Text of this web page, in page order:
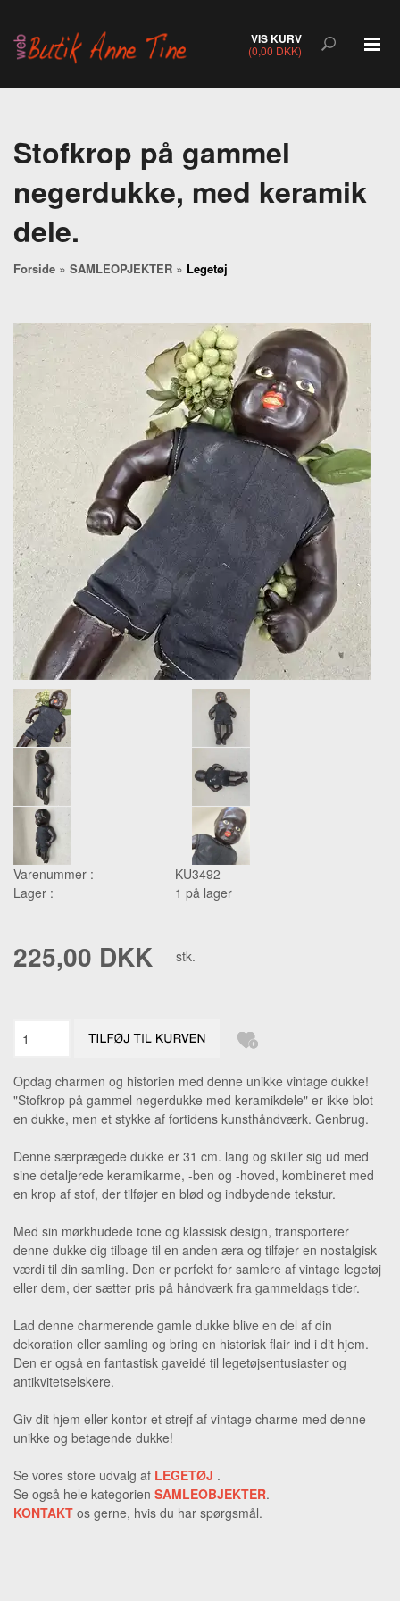
VIS KURV
(0,00 DKK)
Stofkrop på gammel
negerdukke, med keramik
dele.
Forside » SAMLEOPJEKTER » Legetøj
Varenummer :
KU3492
Lager :
1 på lager
225,00 DKK stk.
Opdag charmen og historien med denne unikke vintage dukke!
"Stofkrop på gammel negerdukke med keramikdele" er ikke blot
en dukke, men et stykke af fortidens kunsthåndværk. Genbrug.
Denne særprægede dukke er 31 cm. lang og skiller sig ud med
sine detaljerede keramikarme, -ben og -hoved, kombineret med
en krop af stof, der tilføjer en blød og indbydende tekstur.
Med sin mørkhudede tone og klassisk design, transporterer
denne dukke dig tilbage til en anden æra og tilføjer en nostalgisk
værdi til din samling. Den er perfekt for samlere af vintage legetøj
eller dem, der sætter pris på håndværk fra gammeldags tider.
Lad denne charmerende gamle dukke blive en del af din
dekoration eller samling og bring en historisk flair ind i dit hjem.
Den er også en fantastisk gaveidé til legetøjsentusiaster og
antikvitetselskere.
Giv dit hjem eller kontor et strejf af vintage charme med denne
unikke og betagende dukke!
Se vores store udvalg af LEGETØJ .
Se også hele kategorien SAMLEOBJEKTER.
KONTAKT os gerne, hvis du har spørgsmål.